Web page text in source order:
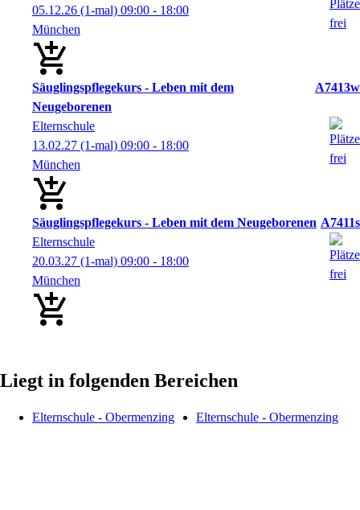
05.12.26 (1-mal) 09:00 - 18:00
München
Säuglingspflegekurs - Leben mit dem
Neugeborenen
A7413w
Elternschule
13.02.27 (1-mal) 09:00 - 18:00
München
Säuglingspflegekurs - Leben mit dem Neugeborenen A7411s
Elternschule
20.03.27 (1-mal) 09:00 - 18:00
München
Liegt in folgenden Bereichen
Elternschule - Obermenzing Elternschule - Obermenzing